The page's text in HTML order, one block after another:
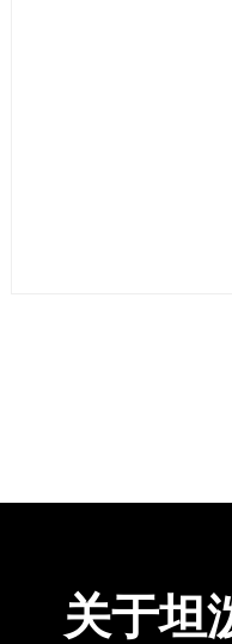
关于坦